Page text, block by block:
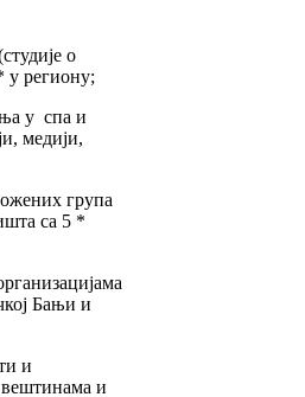
о
у региону;
у спа и
медији,
група
са 5 *
Бањи и
и
и